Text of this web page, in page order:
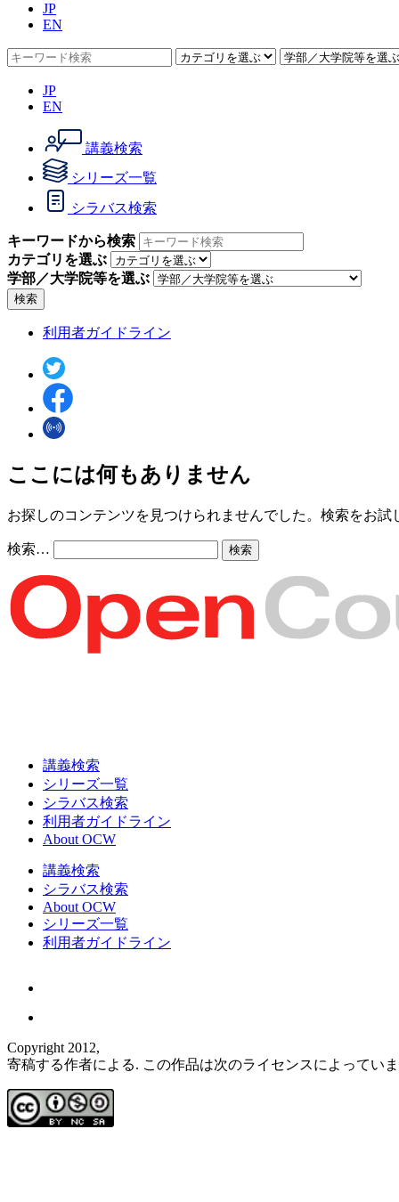
JP
EN
JP
EN
講義検索
シリーズ一覧
シラバス検索
キーワードから検索
カテゴリを選ぶ
学部／大学院等を選ぶ
検索
利用者ガイドライン
ここには何もありません
お探しのコンテンツを見つけられませんでした。検索をお試
検索…
講義検索
シリーズ一覧
シラバス検索
利用者ガイドライン
About OCW
講義検索
シラバス検索
About OCW
シリーズ一覧
利用者ガイドライン
Copyright 2012,
寄稿する作者による. この作品は次のライセンスによってい